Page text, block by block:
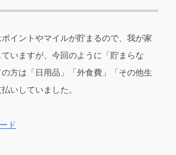
イントやマイルが貯まるので、我が家
いますが、今回のように「貯まらな
方は「日用品」「外食費」「その他生
いしていました。
ド